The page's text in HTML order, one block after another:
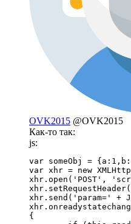
OVK2015 @OVK2015
Как-то так:
js:
var someObj =
var xhr = new
xhr.open('POST',
xhr.send('param=' +
{